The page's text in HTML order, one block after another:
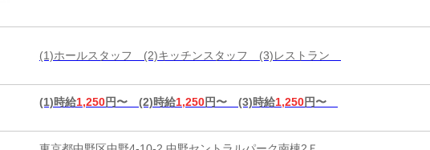
(1)ホールスタッフ (2)キッチンスタッフ (3)レストラン
(1)時給1,250円〜 (2)時給1,250円〜 (3)時給1,250円〜